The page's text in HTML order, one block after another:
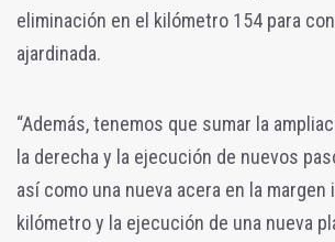
eliminación en el kilómetro 154 para
ajardinada.
“Además, tenemos que sumar la
la derecha y la ejecución de nuevos
así como una nueva acera en la
kilómetro y la ejecución de una nueva